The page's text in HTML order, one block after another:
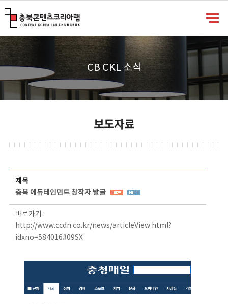
CB CKL 소식
보도자료
제목
충북 에듀테인먼트 창작자 발굴
바로가기 :
http://www.ccdn.co.kr/news/articleView.html?
idxno=584016#09SX